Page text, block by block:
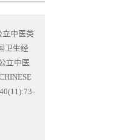
立中医类
卫生经
立中医